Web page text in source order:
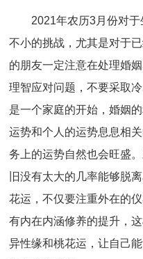
2021年农历3月份对于
不小的挑战，尤其是对于
的朋友一定注意在处理婚
理智应对问题，不要采取
是一个家庭的开始，婚姻
运势和个人的运势息息相
务上的运势自然也会旺盛
旧没有太大的几率能够脱
花运，不仅要注重外在的
有内在内涵修养的提升，
异性缘和桃花运，让自己